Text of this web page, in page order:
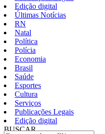
Edição digital
Últimas Notícias
RN
Natal
Política
Polícia
Economia
Brasil
Saúde
Esportes
Cultura
Serviços
Publicações Legais
Edição digital
BUSCAR